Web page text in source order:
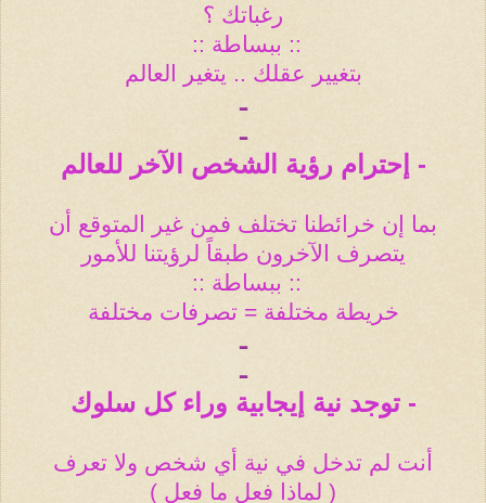
رغباتك ؟
:: ببساطة ::
بتغيير عقلك .. يتغير العالم
ـ
ـ
- إحترام رؤية الشخص الآخر للعالم
بما إن خرائطنا تختلف فمن غير المتوقع أن
يتصرف الآخرون طبقاً لرؤيتنا للأمور
:: ببساطة ::
خريطة مختلفة = تصرفات مختلفة
ـ
ـ
- توجد نية إيجابية وراء كل سلوك
أنت لم تدخل في نية أي شخص ولا تعرف
( لماذا فعل ما فعل )